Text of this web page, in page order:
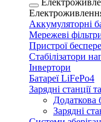
Аккумуляторні
Мережеві
Пристрої
Стабілізатори
Інвертори
Батареї LiFePo4
Зарядні станції
Додаткова
Зарядні